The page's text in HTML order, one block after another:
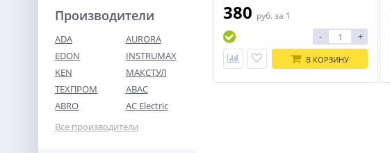
Затирочная машина TOR
S-60
66 714
Производители
ADA
AURORA
EDON
INSTRUMAX
KEN
МАКСТУЛ
ТЕХПРОМ
ABAC
ABRO
AC Electric
Все производители
380 руб. за 1
- +
В КОРЗИНУ